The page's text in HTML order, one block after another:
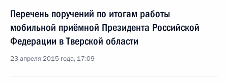
Перечень поручений по итогам работы
мобильной приёмной Президента Российской
Федерации в Тверской области
23 апреля 2015 года, 17:09